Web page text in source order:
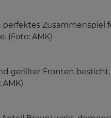
Zusammenspiel
(Foto: AMK)
gerillter Fronten